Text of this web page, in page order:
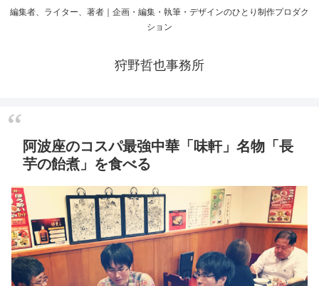
編集者、ライター、著者｜企画・編集・執筆・デザインのひとり制作プロダク
ション
狩野哲也事務所
阿波座のコスパ最強中華「味軒」名物「長
芋の飴煮」を食べる